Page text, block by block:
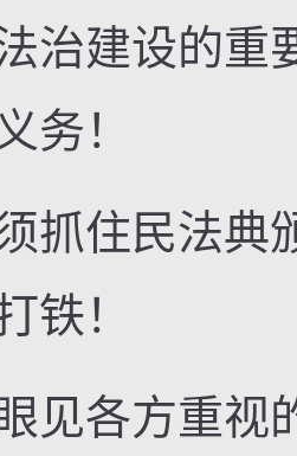
建设的重
务！
住民法典
铁！
各方重视